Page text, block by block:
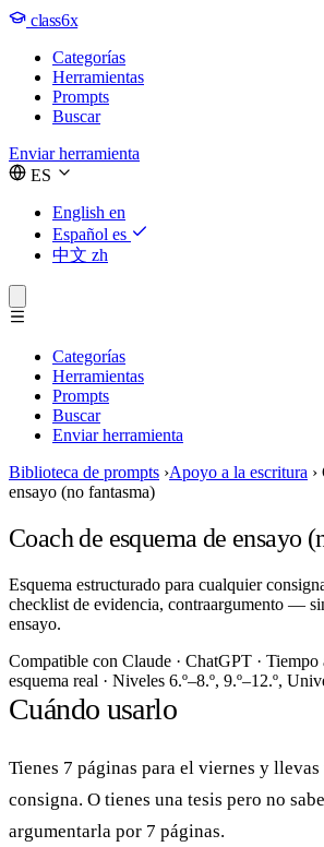
class6x
Categorías
Herramientas
Prompts
Buscar
Enviar herramienta
ES
English en
Español es
中文 zh
Categorías
Herramientas
Prompts
Buscar
Enviar herramienta
Biblioteca de prompts ›Apoyo a la escritura ›
ensayo (no fantasma)
Coach de esquema de ensayo
Esquema estructurado para cualquier
checklist de evidencia, contraargumento —
ensayo.
Compatible con Claude · ChatGPT · Tiempo
esquema real · Niveles 6.º–8.º, 9.º–12.º,
Cuándo usarlo
Tienes 7 páginas para el viernes y
consigna. O tienes una tesis pero no
argumentarla por 7 páginas.